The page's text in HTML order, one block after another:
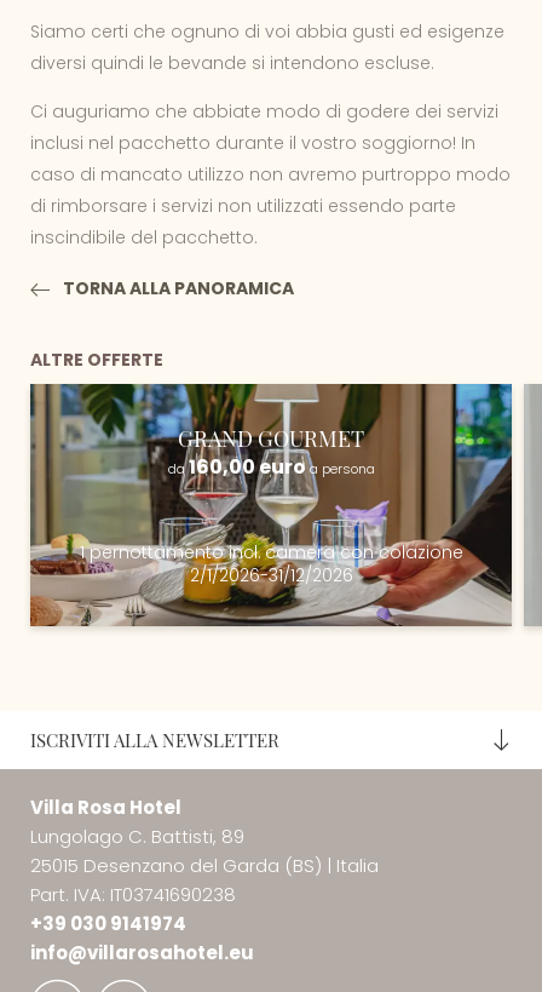
Siamo certi che ognuno di voi abbia gusti ed esigenze
diversi quindi le bevande si intendono escluse.
Ci auguriamo che abbiate modo di godere dei servizi
inclusi nel pacchetto durante il vostro soggiorno! In
caso di mancato utilizzo non avremo purtroppo modo
di rimborsare i servizi non utilizzati essendo parte
inscindibile del pacchetto.
TORNA ALLA PANORAMICA
ALTRE OFFERTE
GRAND GOURMET
da160,00 euroa persona
1 pernottamentoincl.camera con colazione
2/1/2026-31/12/2026
ISCRIVITI ALLA NEWSLETTER
Villa Rosa Hotel
Lungolago C. Battisti, 89
25015 Desenzano del Garda (BS) | Italia
Part. IVA: IT03741690238
+39 030 9141974
info@villarosahotel.eu